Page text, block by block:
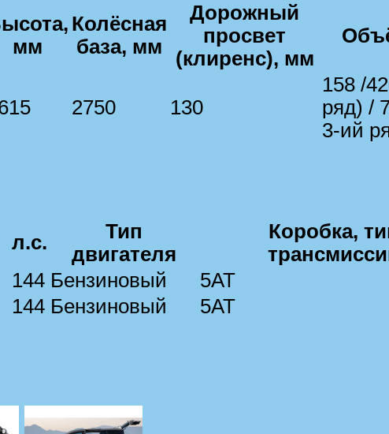
мм
Колёсная
база, мм
Дорожный
просвет
(клиренс), мм
2750 130
158 /
ряд) /
3-ий
л.с.
Тип
двигателя
Коробка,
144 Бензиновый 5AT
144 Бензиновый 5AT